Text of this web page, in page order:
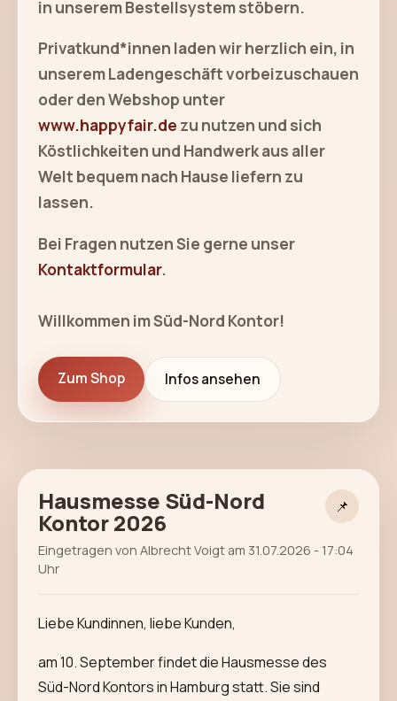
in unserem Bestellsystem stöbern.
Privatkund*innen laden wir herzlich ein, in
unserem Ladengeschäft vorbeizuschauen
oder den Webshop unter
www.happyfair.de zu nutzen und sich
Köstlichkeiten und Handwerk aus aller
Welt bequem nach Hause liefern zu
lassen.
Bei Fragen nutzen Sie gerne unser
Kontaktformular.
Willkommen im Süd-Nord Kontor!
Zum Shop Infos ansehen
Hausmesse Süd-Nord
Kontor 2026
📌
Eingetragen von Albrecht Voigt am 31.07.2026 - 17:04
Uhr
Liebe Kundinnen, liebe Kunden,
am 10. September findet die Hausmesse des
Süd-Nord Kontors in Hamburg statt. Sie sind